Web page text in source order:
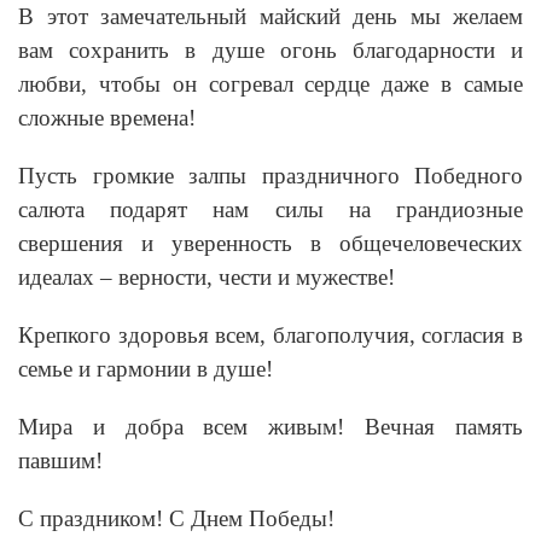
В этот замечательный майский день мы желаем
вам сохранить в душе огонь благодарности и
любви, чтобы он согревал сердце даже в самые
сложные времена!
Пусть громкие залпы праздничного Победного
салюта подарят нам силы на грандиозные
свершения и уверенность в общечеловеческих
идеалах – верности, чести и мужестве!
Крепкого здоровья всем, благополучия, согласия в
семье и гармонии в душе!
Мира и добра всем живым! Вечная память
павшим!
С праздником! С Днем Победы!